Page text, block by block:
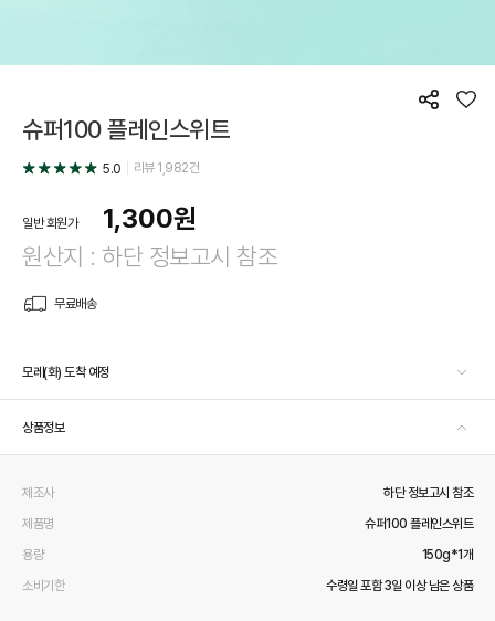
공
좋
슈퍼100 플레인스위트
5.0 리뷰1,982건
일반 회원가 1,300원
원산지 : 하단 정보고시 참조
무료배송
모레(화) 도착 예정
상품정보
제조사
하단 정보고시 참조
제품명
슈퍼100 플레인스위트
용량
150g*1개
소비기한
수령일 포함 3일 이상 남은 상품